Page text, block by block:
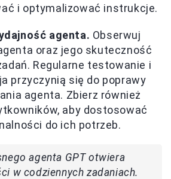
i optymalizować instrukcje.
agenta. Obserwuj
oraz jego skuteczność
Regularne testowanie i
przyczynią się do poprawy
agenta. Zbierz również
aby dostosować
do ich potrzeb.
agenta GPT otwiera
w codziennych zadaniach.